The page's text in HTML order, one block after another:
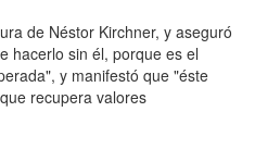
de Néstor Kirchner, y aseguró
hacerlo sin él, porque es el
y manifestó que "éste
recupera valores